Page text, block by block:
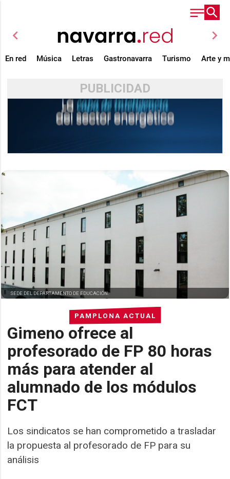
chevron_left chevron_right
En red Música Letras Gastronavarra Turismo Arte y
PUBLICIDAD
PAMPLONA ACTUAL
Gimeno ofrece al
profesorado de FP 80 horas
más para atender al
alumnado de los módulos
FCT
Los sindicatos se han comprometido a trasladar
la propuesta al profesorado de FP para su
análisis
SEDE DEL DEPARTAMENTO DE EDUCACIÓN.